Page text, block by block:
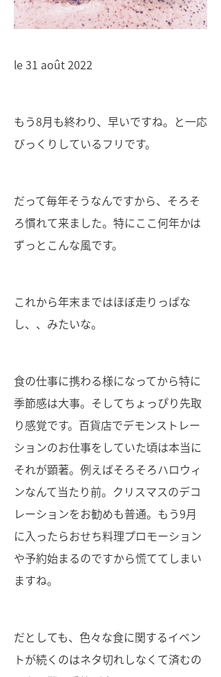
le 31 août 2022
もう8月も終わり、早いですね。と一応
びっくりしているフリです。
だって毎年そうなんですから、そろそ
ろ慣れて来ました。特にここ何年かは
ずっとこんな風です。
これから年末まではほぼ走りっぱな
し、、みたいな。
食の仕事に携わる様になってから特に
季節感は大事。そしてちょっぴり先取
り感覚です。百貨店でデモンストレー
ションのお仕事をしていた頃は本当に
それが顕著。例えばそろそろハロウィ
ンなんて当たり前。クリスマスのデコ
レーションをお勧めも普通。もう9月
に入ったらおせち料理プロモーション
や予約始まるのですから慌ててしまい
ますね。
だとしても、色々な食に関するイベン
トが続くのはネタ切れしなくて済むの